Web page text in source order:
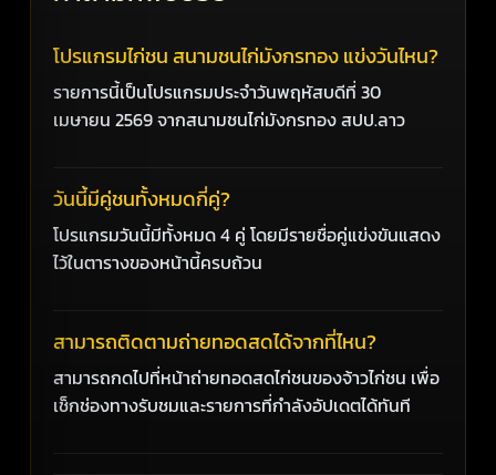
โปรแกรมไก่ชน สนามชนไก่มังกรทอง แข่งวันไหน?
รายการนี้เป็นโปรแกรมประจำวันพฤหัสบดีที่ 30
เมษายน 2569 จากสนามชนไก่มังกรทอง สปป.ลาว
วันนี้มีคู่ชนทั้งหมดกี่คู่?
โปรแกรมวันนี้มีทั้งหมด 4 คู่ โดยมีรายชื่อคู่แข่งขันแสดง
ไว้ในตารางของหน้านี้ครบถ้วน
สามารถติดตามถ่ายทอดสดได้จากที่ไหน?
สามารถกดไปที่หน้าถ่ายทอดสดไก่ชนของจ้าวไก่ชน เพื่อ
เช็กช่องทางรับชมและรายการที่กำลังอัปเดตได้ทันที